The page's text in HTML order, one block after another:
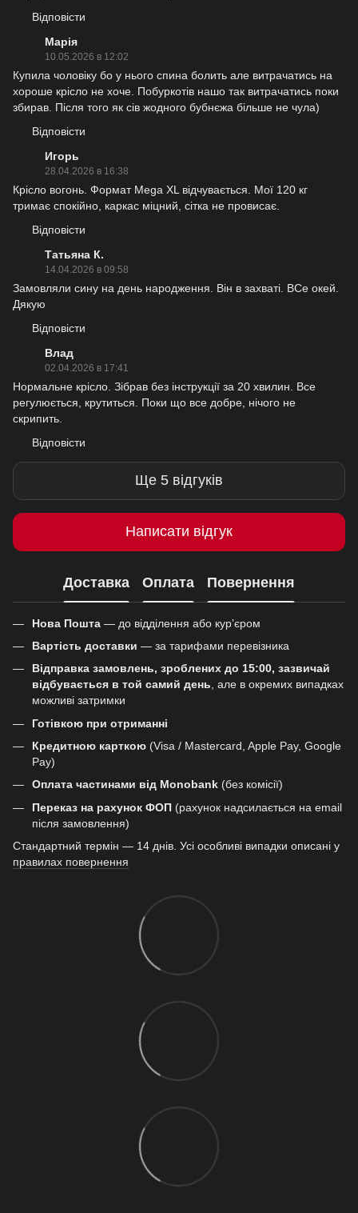
Відповісти
Марія
10.05.2026 в 12:02
Купила чоловіку бо у нього спина болить але витрачатись на
хороше крісло не хоче. Побуркотів нашо так витрачатись поки
збирав. Після того як сів жодного бубнєжа більше не чула)
Відповісти
Игорь
28.04.2026 в 16:38
Крісло вогонь. Формат Mega XL відчувається. Мої 120 кг
тримає спокійно, каркас міцний, сітка не провисає.
Відповісти
Татьяна К.
14.04.2026 в 09:58
Замовляли сину на день народження. Він в захваті. ВСе окей.
Дякую
Відповісти
Влад
02.04.2026 в 17:41
Нормальне крісло. Зібрав без інструкції за 20 хвилин. Все
регулюється, крутиться. Поки що все добре, нічого не
скрипить.
Відповісти
Ще 5 відгуків
Написати відгук
Доставка Оплата Повернення
Нова Пошта — до відділення або кур’єром
Вартість доставки — за тарифами перевізника
Відправка замовлень, зроблених до 15:00, зазвичай
відбувається в той самий день, але в окремих випадках
можливі затримки
Готівкою при отриманні
Кредитною карткою (Visa / Mastercard, Apple Pay, Google
Pay)
Оплата частинами від Monobank (без комісії)
Переказ на рахунок ФОП (рахунок надсилається на email
після замовлення)
Стандартний термін — 14 днів. Усі особливі випадки описані у
правилах повернення